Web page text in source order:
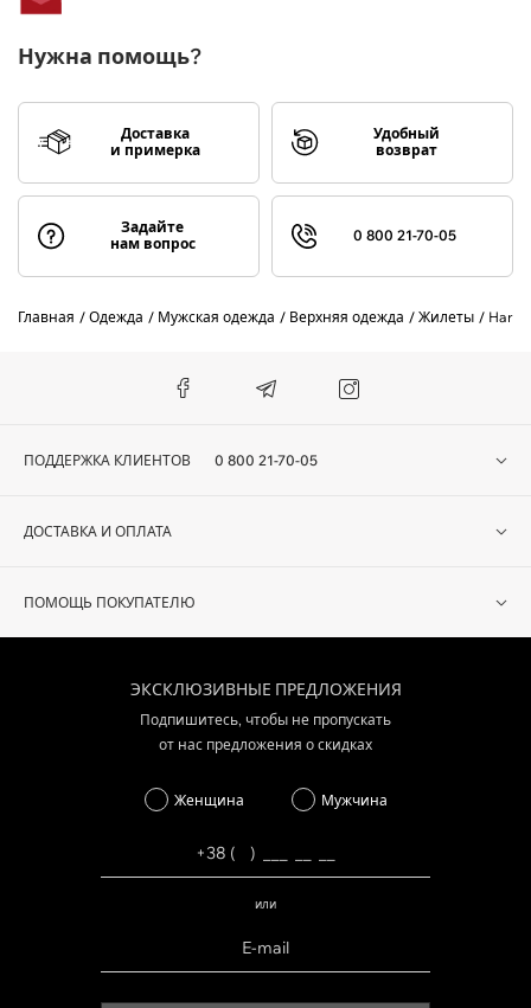
Нужна помощь?
Доставка
и примерка
Удобный
возврат
Задайте
нам вопрос
0 800 21-70-05
Главная Одежда Мужская одежда Верхняя одежда Жилеты
ПОДДЕРЖКА КЛИЕНТОВ 0 800 21-70-05
ДОСТАВКА И ОПЛАТА
ПОМОЩЬ ПОКУПАТЕЛЮ
ЭКСКЛЮЗИВНЫЕ ПРЕДЛОЖЕНИЯ
Подпишитесь, чтобы не пропускать
от нас предложения о скидках
Женщина Мужчина
или